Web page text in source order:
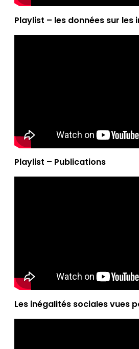
Playlist – les données sur les
Playlist – Publications
Les inégalités sociales vues